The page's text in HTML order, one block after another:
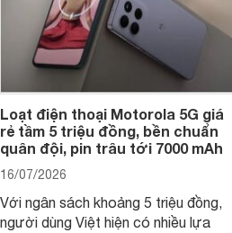
Loạt điện thoại Motorola 5G giá
rẻ tầm 5 triệu đồng, bền chuẩn
quân đội, pin trâu tới 7000 mAh
16/07/2026
Với ngân sách khoảng 5 triệu đồng,
người dùng Việt hiện có nhiều lựa